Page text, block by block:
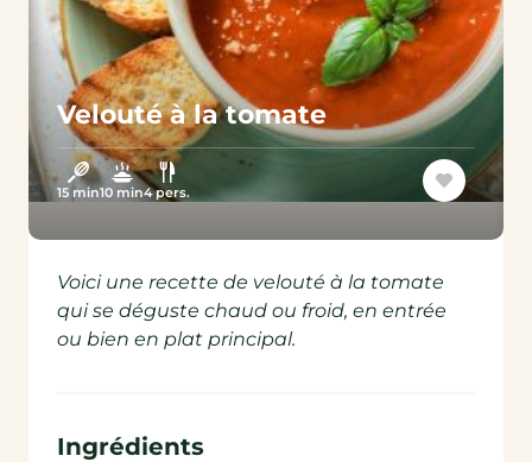
Velouté à la tomate
15 min10 min4 pers.
Voici une recette de velouté à la tomate
qui se déguste chaud ou froid, en entrée
ou bien en plat principal.
Ingrédients